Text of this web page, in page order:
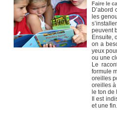
Faire le
les
peuvent
Ensuite,
on a
yeux
ou une
Le
formule
oreilles
oreilles
le ton de
Il est
et une fin.